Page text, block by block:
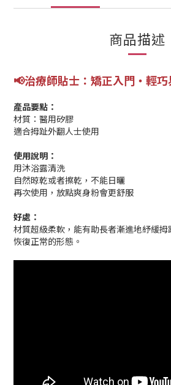
商品描述
📢治療師貼士：矯正入門‧輕巧
產品要點：
材質：醫用矽膠
適合拇趾外翻人士使用
使用說明：
用沐浴露清洗
自然晾乾或者擦乾，不能日曬
再次使用，放點爽身粉會更舒服
好處：
材質超級柔軟，能有助長者漸進地紓緩
恢復正常的形態。